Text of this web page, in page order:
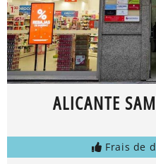
ALICANTE
Frais de